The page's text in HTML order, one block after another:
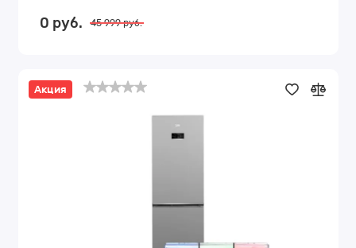
0 руб. 45 999руб.
Холодильник
Акция